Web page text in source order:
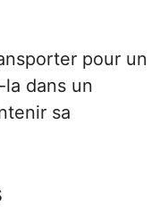
pour un
dans un
sa